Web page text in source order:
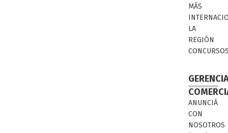
MÁS
LA
REGIÓN
ANUNCIÁ
CON
NOSOTROS